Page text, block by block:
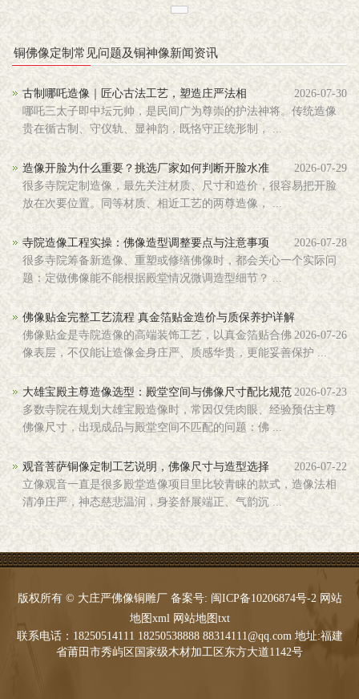
铜佛像定制常见问题及铜神像新闻资讯
古制哪吒造像｜匠心古法工艺，塑造庄严法相
2026-07-30
哪吒三太子即中坛元帅，是民间广为尊崇的护法神将。传统造像
贵在循古制、守仪轨、显神韵，既恪守正统形制， ...
造像开脸为什么重要？挑选厂家如何判断开脸水准
2026-07-29
很多寺院定制造像，最先关注材质、尺寸和造价，很容易把开脸
放在次要位置。同等材质、相近工艺的两尊造像， ...
寺院造像工程实操：佛像造型调整要点与注意事项
2026-07-28
很多寺院筹备新造像、重塑或修缮佛像时，都会关心一个实际问
题：定做佛像能不能根据殿堂情况微调造型细节？ ...
佛像贴金完整工艺流程 真金箔贴金造价与质保养护详解
2026-07-26
佛像贴金是寺院造像的高端装饰工艺，以真金箔贴合佛
像表层，不仅能让造像金身庄严、质感华贵，更能妥善保护 ...
大雄宝殿主尊造像选型：殿堂空间与佛像尺寸配比规范 2026-07-23
多数寺院在规划大雄宝殿造像时，常因仅凭肉眼、经验预估主尊
佛像尺寸，出现成品与殿堂空间不匹配的问题：佛 ...
观音菩萨铜像定制工艺说明，佛像尺寸与造型选择
2026-07-22
立像观音一直是很多殿堂造像项目里比较青睐的款式，造像法相
清净庄严，神态慈悲温润，身姿舒展端正、气韵沉 ...
版权所有 © 大庄严佛像铜雕厂 备案号: 闽ICP备10206874号-2 网站
地图xml 网站地图txt
联系电话：18250514111 18250538888 88314111@qq.com 地址:福建
省莆田市秀屿区国家级木材加工区东方大道1142号